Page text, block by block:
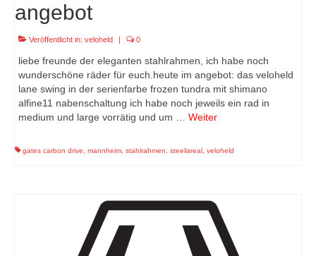
angebot
Veröffentlicht in: veloheld 0
liebe freunde der eleganten stahlrahmen, ich habe noch
wunderschöne räder für euch.heute im angebot: das veloheld
lane swing in der serienfarbe frozen tundra mit shimano
alfine11 nabenschaltung ich habe noch jeweils ein rad in
medium und large vorrätig und um … Weiter
gates carbon drive, mannheim, stahlrahmen, steelisreal, veloheld